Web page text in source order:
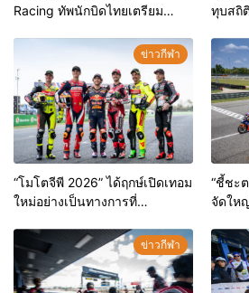
Racing ทัพนักบิดไทยเตรียม
มันส์ไม่มีกั๊ก ครั้งแรกกับ
“Pitwalk-รถแห่สุดโจ๊ะ”กระ
หึ่มแทร็ก
ทุบสถิ
เกซ”
ข่าวกีฬา
“โมโตจีพี 2026” ได้ฤกษ์เปิดเทอม
ใหม่อย่างเป็นทางการที่
คี” นำทัพแถลงข่าวก่อนดวลเดือด
“ไทยจีพี”
“ชี้ชะ
จัดให
เดือด
ข่าวกีฬา